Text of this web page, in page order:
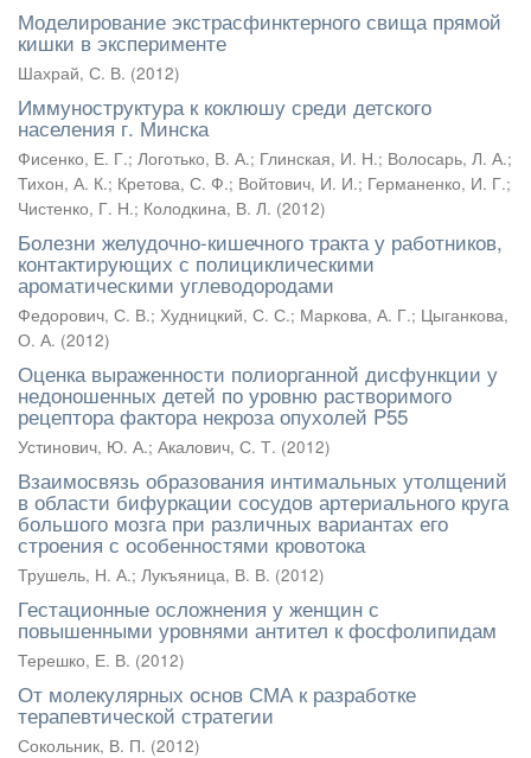
Моделирование экстрасфинктерного свища прямой
кишки в эксперименте
Шахрай, С. В. (2012)
Иммуноструктура к коклюшу среди детского
населения г. Минска
Фисенко, Е. Г.; Логотько, В. А.; Глинская, И. Н.; Волосарь, Л. А.;
Тихон, А. К.; Кретова, С. Ф.; Войтович, И. И.; Германенко, И. Г.;
Чистенко, Г. Н.; Колодкина, В. Л. (2012)
Болезни желудочно-кишечного тракта у работников,
контактирующих с полициклическими
ароматическими углеводородами
Федорович, С. В.; Худницкий, С. С.; Маркова, А. Г.; Цыганкова,
О. А. (2012)
Оценка выраженности полиорганной дисфункции у
недоношенных детей по уровню растворимого
рецептора фактора некроза опухолей P55
Устинович, Ю. А.; Акалович, С. Т. (2012)
Взаимосвязь образования интимальных утолщений
в области бифуркации сосудов артериального круга
большого мозга при различных вариантах его
строения с особенностями кровотока
Трушель, Н. А.; Лукъяница, В. В. (2012)
Гестационные осложнения у женщин с
повышенными уровнями антител к фосфолипидам
Терешко, Е. В. (2012)
От молекулярных основ СМА к разработке
терапевтической стратегии
Сокольник, В. П. (2012)